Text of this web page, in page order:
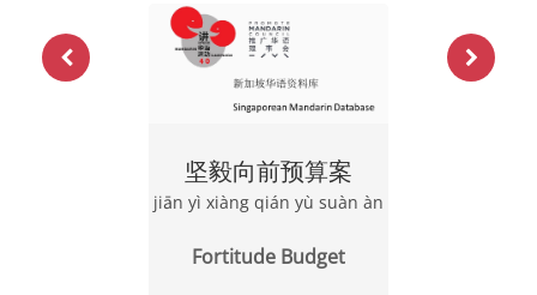
坚毅向前预算案
jiān yì xiàng qián yù suàn àn
Fortitude Budget